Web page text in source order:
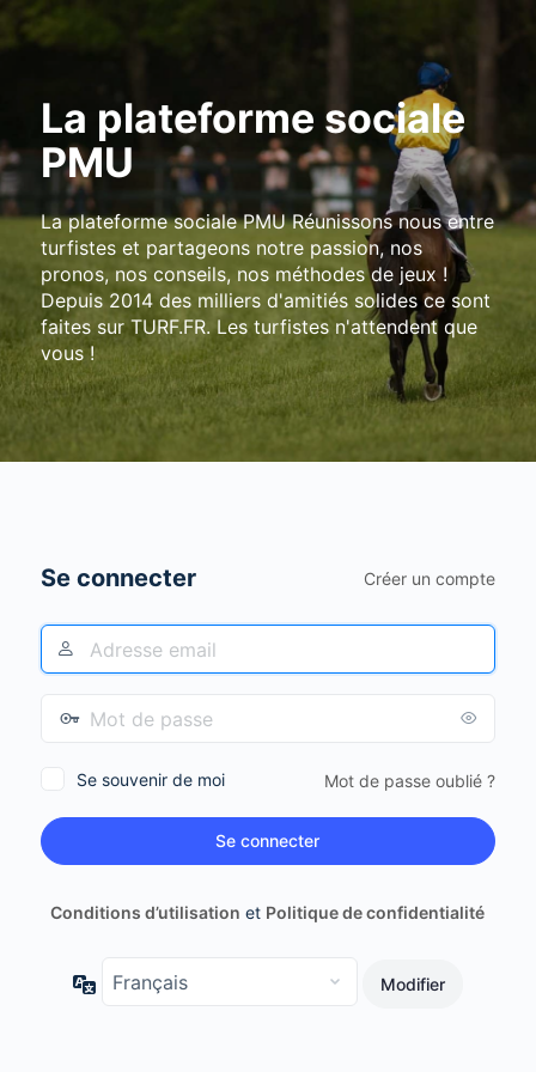
La plateforme sociale
PMU
La plateforme sociale PMU Réunissons nous entre
turfistes et partageons notre passion, nos
pronos, nos conseils, nos méthodes de jeux !
Depuis 2014 des milliers d'amitiés solides ce sont
faites sur TURF.FR. Les turfistes n'attendent que
vous !
Se connecter Créer un compte
Se souvenir de moi Mot de passe oublié ?
Conditions d’utilisation et Politique de confidentialité
Langue